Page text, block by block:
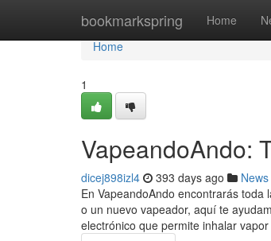
bookmarkspring Home
Home
Home
1
VapeandoAndo:
dicej898izl4 393 days ago News
En VapeandoAndo encontrarás
o un nuevo vapeador, aquí te
electrónico que permite inhalar